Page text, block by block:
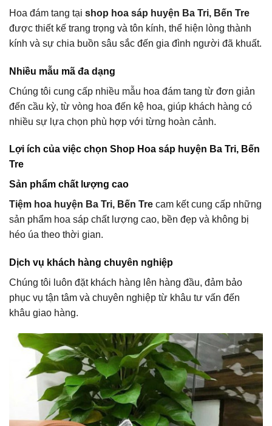
Hoa đám tang tại shop hoa sáp huyện Ba Tri, Bến Tre
được thiết kế trang trọng và tôn kính, thể hiện lòng thành
kính và sự chia buồn sâu sắc đến gia đình người đã khuất.
Nhiều mẫu mã đa dạng
Chúng tôi cung cấp nhiều mẫu hoa đám tang từ đơn giản
đến cầu kỳ, từ vòng hoa đến kệ hoa, giúp khách hàng có
nhiều sự lựa chọn phù hợp với từng hoàn cảnh.
Lợi ích của việc chọn Shop Hoa sáp huyện Ba Tri, Bến
Tre
Sản phẩm chất lượng cao
Tiệm hoa huyện Ba Tri, Bến Tre cam kết cung cấp những
sản phẩm hoa sáp chất lượng cao, bền đẹp và không bị
héo úa theo thời gian.
Dịch vụ khách hàng chuyên nghiệp
Chúng tôi luôn đặt khách hàng lên hàng đầu, đảm bảo
phục vụ tận tâm và chuyên nghiệp từ khâu tư vấn đến
khâu giao hàng.